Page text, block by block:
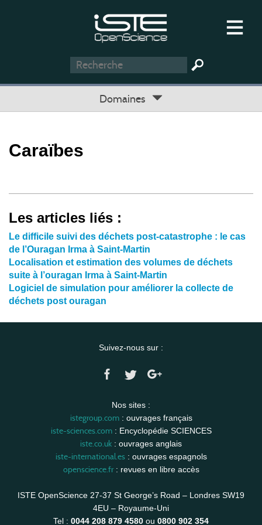
Domaines
Caraïbes
Les articles liés :
Le difficile suivi des déchets post-catastrophe : le cas
de l’Ouragan Irma à Saint-Martin
Localisation et estimation des volumes de déchets
suite à l’ouragan Irma à Saint-Martin
Logiciel de simulation pour améliorer la collecte de
déchets post ouragan
Suivez-nous sur :
Nos sites :
istegroup.com: ouvrages français
iste-sciences.com: Encyclopédie SCIENCES
iste.co.uk : ouvrages anglais
iste-international.es: ouvrages espagnols
openscience.fr: revues en libre accès
ISTE OpenScience 27-37 St George’s Road – Londres SW19
4EU – Royaume-Uni
Tel : 0044 208 879 4580 ou 0800 902 354